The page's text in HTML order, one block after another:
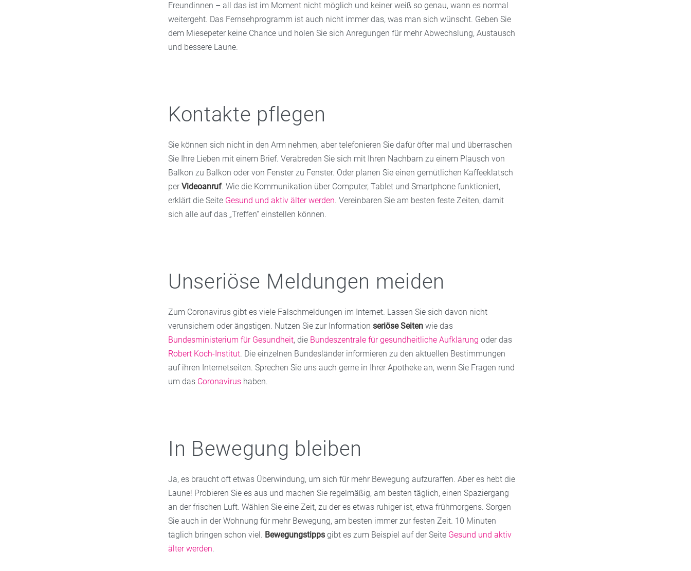
Freundinnen – all das ist im Moment nicht möglich und keiner weiß so genau, wann es normal
weitergeht. Das Fernsehprogramm ist auch nicht immer das, was man sich wünscht. Geben Sie
dem Miesepeter keine Chance und holen Sie sich Anregungen für mehr Abwechslung, Austausch
und bessere Laune.
Kontakte pflegen
Sie können sich nicht in den Arm nehmen, aber telefonieren Sie dafür öfter mal und überraschen
Sie Ihre Lieben mit einem Brief. Verabreden Sie sich mit Ihren Nachbarn zu einem Plausch von
Balkon zu Balkon oder von Fenster zu Fenster. Oder planen Sie einen gemütlichen Kaffeeklatsch
per Videoanruf. Wie die Kommunikation über Computer, Tablet und Smartphone funktioniert,
erklärt die Seite Gesund und aktiv älter werden. Vereinbaren Sie am besten feste Zeiten, damit
sich alle auf das „Treffen“ einstellen können.
Unseriöse Meldungen meiden
Zum Coronavirus gibt es viele Falschmeldungen im Internet. Lassen Sie sich davon nicht
verunsichern oder ängstigen. Nutzen Sie zur Information seriöse Seitenwie das
Bundesministerium für Gesundheit, die Bundeszentrale für gesundheitliche Aufklärung oder das
Robert Koch-Institut. Die einzelnen Bundesländer informieren zu den aktuellen Bestimmungen
auf ihren Internetseiten. Sprechen Sie uns auch gerne in Ihrer Apotheke an, wenn Sie Fragen rund
um das Coronavirushaben.
In Bewegung bleiben
Ja, es braucht oft etwas Überwindung, um sich für mehr Bewegung aufzuraffen. Aber es hebt die
Laune! Probieren Sie es aus und machen Sie regelmäßig, am besten täglich, einen Spaziergang
an der frischen Luft. Wählen Sie eine Zeit, zu der es etwas ruhiger ist, etwa frühmorgens. Sorgen
Sie auch in der Wohnung für mehr Bewegung, am besten immer zur festen Zeit. 10 Minuten
täglich bringen schon viel. Bewegungstippsgibt es zum Beispiel auf der Seite Gesund und aktiv
älter werden.